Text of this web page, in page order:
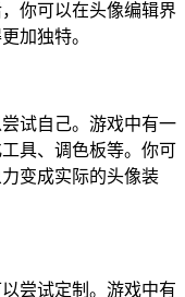
你可以在头像编辑界
加独特。
试自己。游戏中有一
具、调色板等。你可
变成实际的头像装
尝试定制。游戏中有